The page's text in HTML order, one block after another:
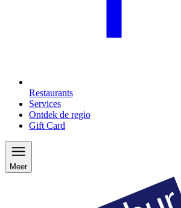
Restaurants
Services
Ontdek de regio
Gift Card
Meer